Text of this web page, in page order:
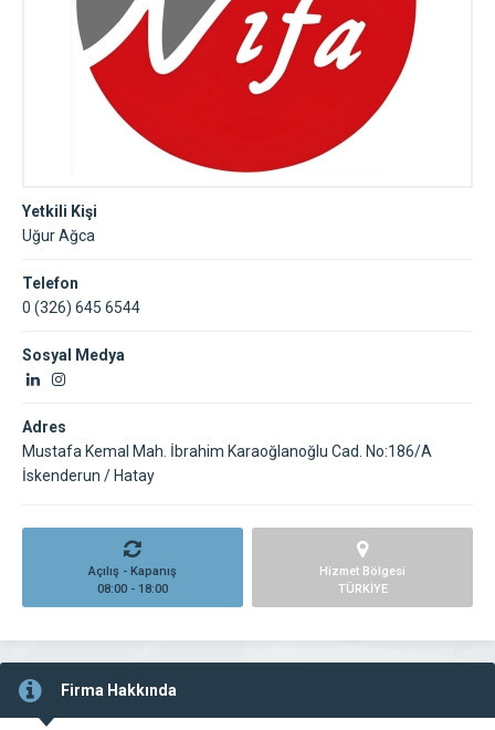
Yetkili Kişi
Uğur Ağca
Telefon
0 (326) 645 6544
Sosyal Medya
Adres
Mustafa Kemal Mah. İbrahim Karaoğlanoğlu Cad. No:186/A
İskenderun / Hatay
Açılış - Kapanış
08:00 - 18:00
Hizmet Bölgesi
TÜRKİYE
Firma Hakkında